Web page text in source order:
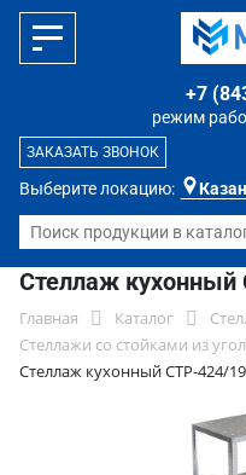
Выберите локацию:
режим
+7
ЗАКАЗАТЬ ЗВОНОК
Стеллаж кухонный
Главная Каталог
Стеллажи со стойками из
Стеллаж кухонный СТР-424/